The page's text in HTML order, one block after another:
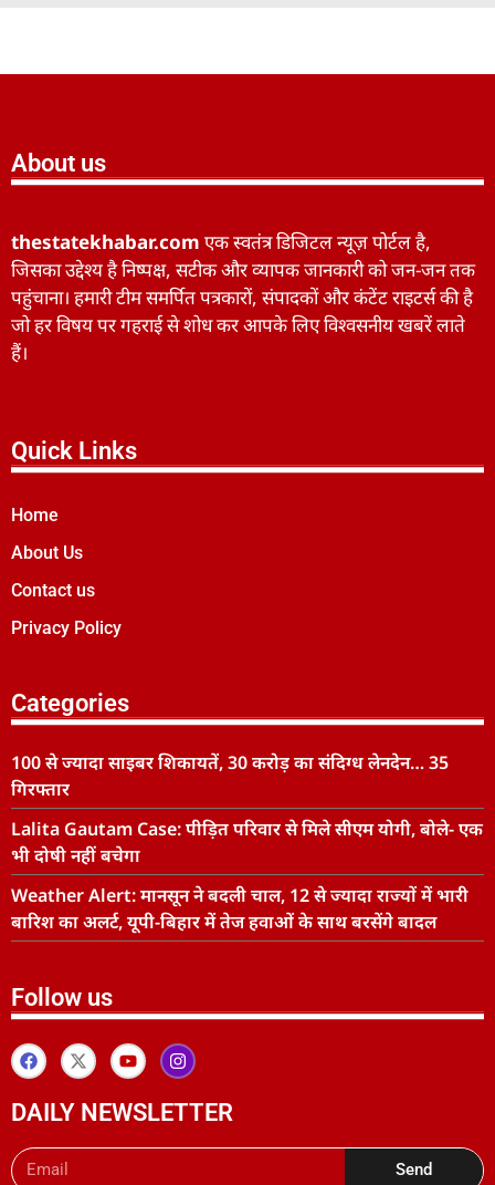
About us
thestatekhabar.com एक स्वतंत्र डिजिटल न्यूज़ पोर्टल है,
जिसका उद्देश्य है निष्पक्ष, सटीक और व्यापक जानकारी को जन-जन तक
पहुंचाना। हमारी टीम समर्पित पत्रकारों, संपादकों और कंटेंट राइटर्स की है
जो हर विषय पर गहराई से शोध कर आपके लिए विश्वसनीय खबरें लाते
हैं।
Quick Links
Home
About Us
Contact us
Privacy Policy
Categories
100 से ज्यादा साइबर शिकायतें, 30 करोड़ का संदिग्ध लेनदेन… 35
गिरफ्तार
Lalita Gautam Case: पीड़ित परिवार से मिले सीएम योगी, बोले- एक
भी दोषी नहीं बचेगा
Weather Alert: मानसून ने बदली चाल, 12 से ज्यादा राज्यों में भारी
बारिश का अलर्ट, यूपी-बिहार में तेज हवाओं के साथ बरसेंगे बादल
Follow us
DAILY NEWSLETTER
Send